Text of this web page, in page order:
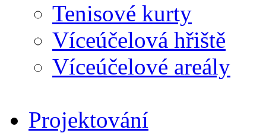
Tenisové kurty
Víceúčelová hřiště
Víceúčelové areály
Projektování